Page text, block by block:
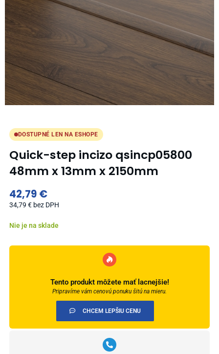
DOSTUPNÉ LEN NA ESHOPE
Quick-step incizo qsincp05800
48mm x 13mm x 2150mm
42,79 €
34,79 € bez DPH
Nie je na sklade
Tento produkt môžete mať lacnejšie!
Pripravíme vám cenovú ponuku šitú na mieru.
CHCEM LEPŠIU CENU